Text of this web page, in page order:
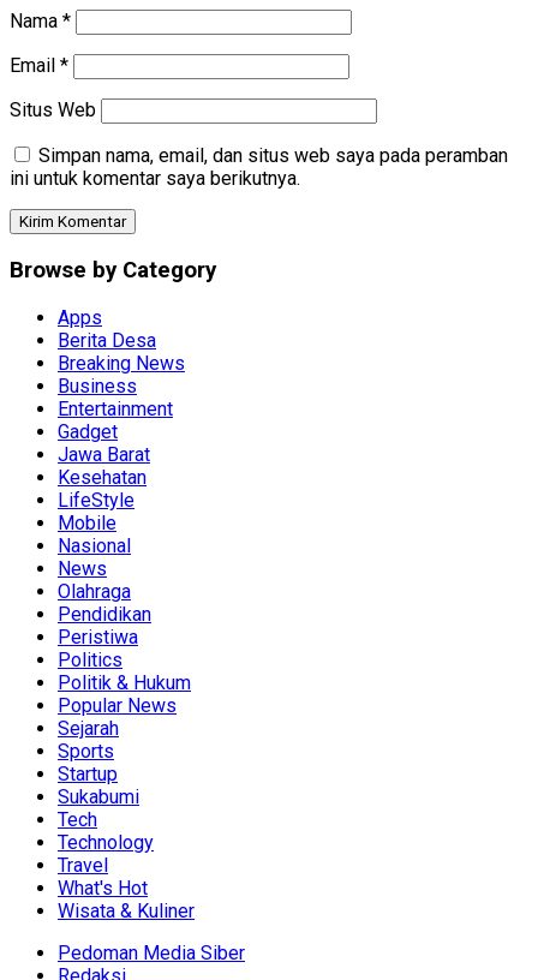
Nama *
Email *
Situs Web
Simpan nama, email, dan situs web saya pada peramban
ini untuk komentar saya berikutnya.
Browse by Category
Apps
Berita Desa
Breaking News
Business
Entertainment
Gadget
Jawa Barat
Kesehatan
LifeStyle
Mobile
Nasional
News
Olahraga
Pendidikan
Peristiwa
Politics
Politik & Hukum
Popular News
Sejarah
Sports
Startup
Sukabumi
Tech
Technology
Travel
What's Hot
Wisata & Kuliner
Pedoman Media Siber